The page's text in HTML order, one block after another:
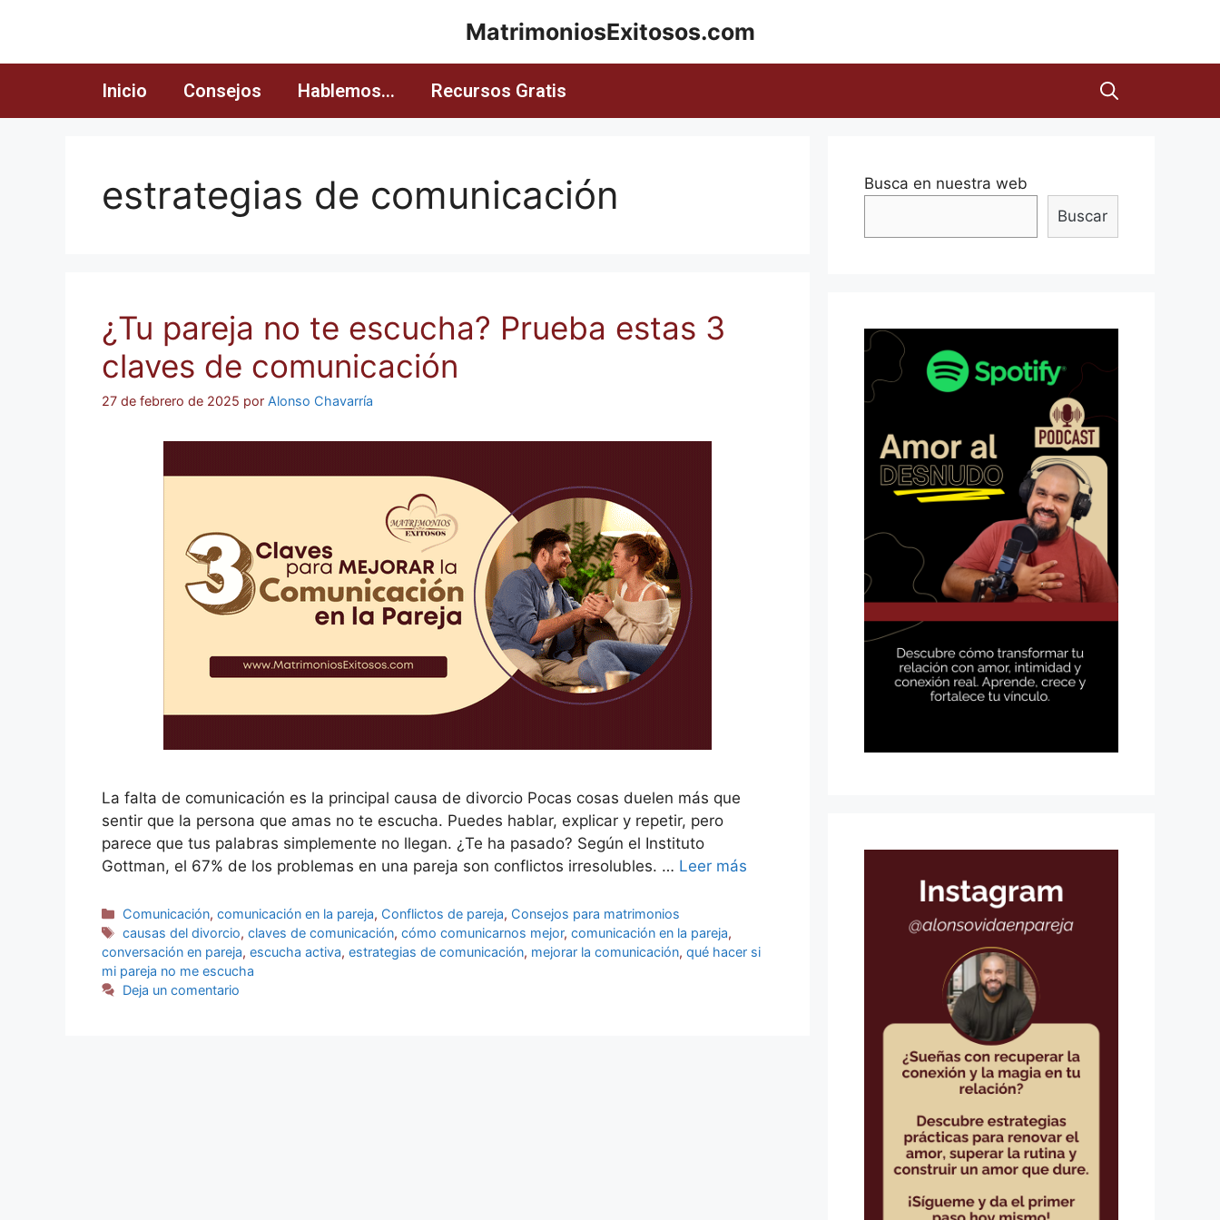
MatrimoniosExitosos.com
Inicio Consejos Hablemos… Recursos Gratis
estrategias de comunicación
¿Tu pareja no te escucha? Prueba estas 3
claves de comunicación
27 de febrero de 2025 por Alonso Chavarría
La falta de comunicación es la principal causa de divorcio Pocas cosas duelen más que
sentir que la persona que amas no te escucha. Puedes hablar, explicar y repetir, pero
parece que tus palabras simplemente no llegan. ¿Te ha pasado? Según el Instituto
Gottman, el 67% de los problemas en una pareja son conflictos irresolubles. … Leer más
Comunicación,comunicación en la pareja, Conflictos de pareja, Consejos para matrimonios
causas del divorcio,claves de comunicación,cómo comunicarnos mejor,comunicación en la pareja,
conversación en pareja, escucha activa, estrategias de comunicación, mejorar la comunicación, qué hacer si
mi pareja no me escucha
Deja un comentario
Busca en nuestra web
Buscar